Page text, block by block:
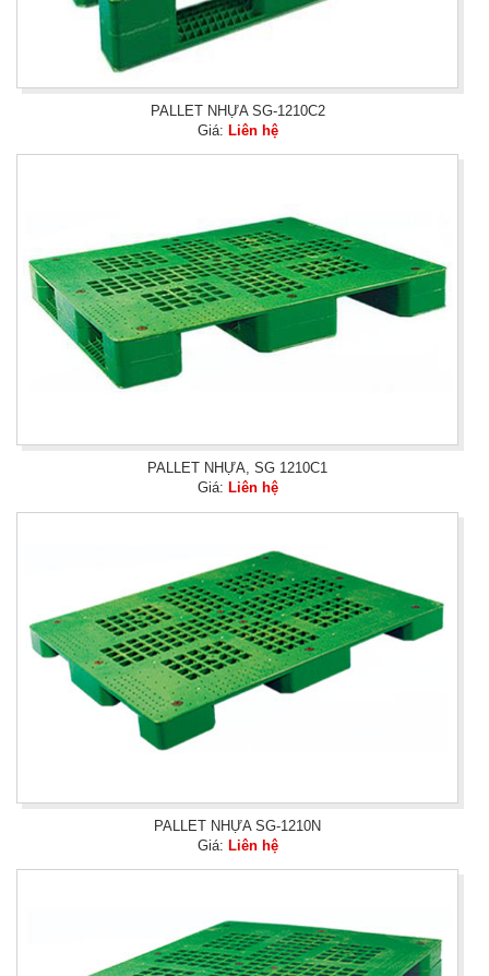
PALLET NHỰA SG-1210C2
Giá: Liên hệ
Phù hợp với mọi hoàn cảnh kho bãi, chịu tải cao với
thiết kế vững chắc.
PALLET NHỰA, SG 1210C1
Giá: Liên hệ
*) Lưu ý: Pallet nhựa này không dùng được cho
PALLET NHỰA SG-1210N
Giá: Liên hệ